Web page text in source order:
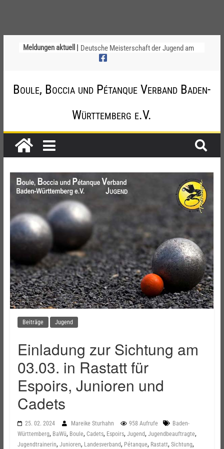
Meldungen aktuell | Deutsche Meisterschaft der Jugend am
12. / 13. September 2026 – die
Einladung zur Jugendvollversammlung
am 20.09.2026
2026
Jahr beim TSV Badenia Feudenheim
Boule, Boccia und Pétanque Verband Baden-
Württemberg e.V.
Beiträge Jugend
Einladung zur Sichtung am
03.03. in Rastatt für
Espoirs, Junioren und
Cadets
25. 02. 2024 Mareike Sturhahn 958 Aufrufe
Baden-
Württemberg, BaWü, Boule, Cadets, Espoirs, Jugend, Jugendbeauftragte,
Jugendtrainerin, Junioren, Landesverband, Pétanque, Rastatt, Sichtung,